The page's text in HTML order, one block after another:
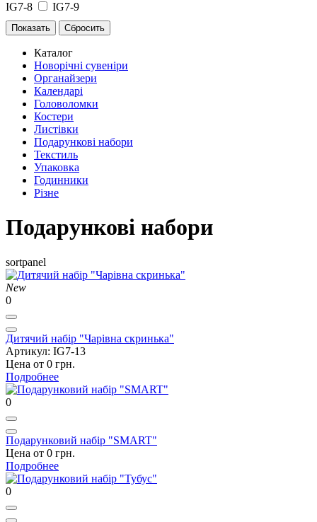
IG7-8
IG7-9
Каталог
Новорічні сувеніри
Органайзери
Календарі
Головоломки
Костери
Листівки
Подарункові набори
Текстиль
Упаковка
Годинники
Різне
Подарункові набори
sortpanel
New
0
Дитячий набір "Чарівна скринька"
Артикул: IG7-13
Цена от 0 грн.
Подробнее
0
Подарунковий набір "SMART"
Цена от 0 грн.
Подробнее
0